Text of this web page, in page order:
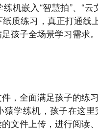
机嵌入“智慧拍”、“
质练习，真正打通
孩子全场景学习需求
，全面满足孩子的练
学练机，孩子在这
文件上传，进行阅读